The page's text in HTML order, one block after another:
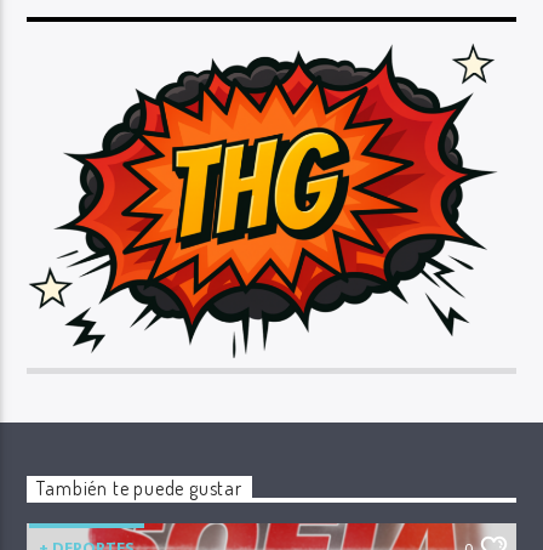
También te puede gustar